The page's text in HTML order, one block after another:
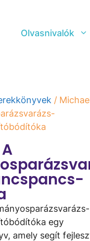
Olvasnivalók
/
egy
amely segít